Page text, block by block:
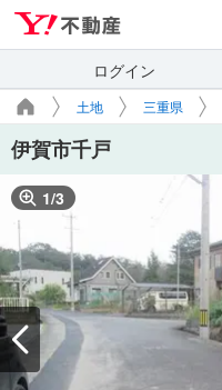
ログイン
土地 三重県
伊賀市千戸
1/3